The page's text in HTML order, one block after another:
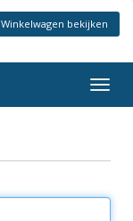
Winkelwagen bekijken